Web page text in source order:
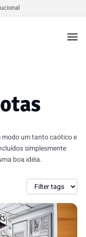
modo um tanto caótico e
simplesmente
boa idéia.